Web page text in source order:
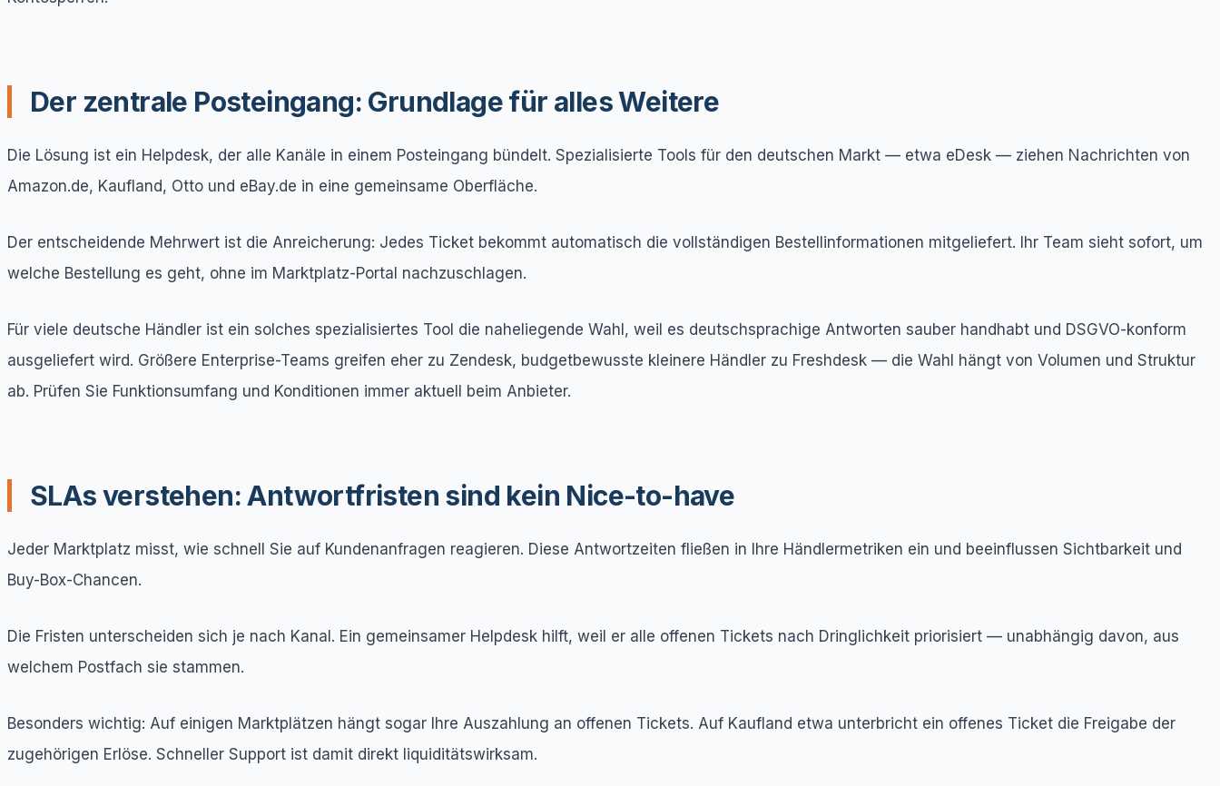
Der zentrale Posteingang: Grundlage für alles Weitere
Die Lösung ist ein Helpdesk, der alle Kanäle in einem Posteingang bündelt. Spezialisierte Tools für den deutschen Markt — etwa eDesk — ziehen Nachrichten von
Amazon.de, Kaufland, Otto und eBay.de in eine gemeinsame Oberfläche.
Der entscheidende Mehrwert ist die Anreicherung: Jedes Ticket bekommt automatisch die vollständigen Bestellinformationen mitgeliefert. Ihr Team sieht sofort, um
welche Bestellung es geht, ohne im Marktplatz-Portal nachzuschlagen.
Für viele deutsche Händler ist ein solches spezialisiertes Tool die naheliegende Wahl, weil es deutschsprachige Antworten sauber handhabt und DSGVO-konform
ausgeliefert wird. Größere Enterprise-Teams greifen eher zu Zendesk, budgetbewusste kleinere Händler zu Freshdesk — die Wahl hängt von Volumen und Struktur
ab. Prüfen Sie Funktionsumfang und Konditionen immer aktuell beim Anbieter.
SLAs verstehen: Antwortfristen sind kein Nice-to-have
Jeder Marktplatz misst, wie schnell Sie auf Kundenanfragen reagieren. Diese Antwortzeiten fließen in Ihre Händlermetriken ein und beeinflussen Sichtbarkeit und
Buy-Box-Chancen.
Die Fristen unterscheiden sich je nach Kanal. Ein gemeinsamer Helpdesk hilft, weil er alle offenen Tickets nach Dringlichkeit priorisiert — unabhängig davon, aus
welchem Postfach sie stammen.
Besonders wichtig: Auf einigen Marktplätzen hängt sogar Ihre Auszahlung an offenen Tickets. Auf Kaufland etwa unterbricht ein offenes Ticket die Freigabe der
zugehörigen Erlöse. Schneller Support ist damit direkt liquiditätswirksam.